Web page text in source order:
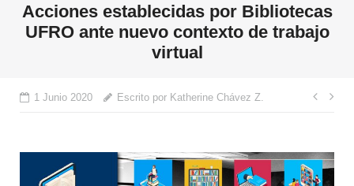
Acciones establecidas por Bibliotecas
UFRO ante nuevo contexto de trabajo
virtual
1 Junio 2020 Escrito por Katherine Chávez Z.